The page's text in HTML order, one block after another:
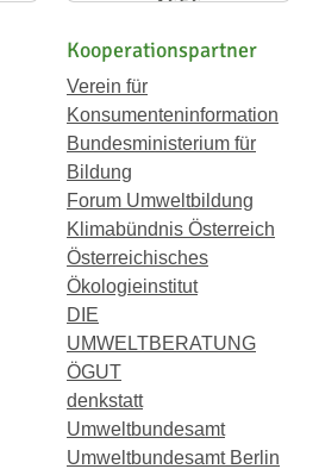
Kooperationspartner
Verein für
Konsumenteninformation
Bundesministerium für
Bildung
Forum Umweltbildung
Klimabündnis Österreich
Österreichisches
Ökologieinstitut
DIE
UMWELTBERATUNG
ÖGUT
denkstatt
Umweltbundesamt
Umweltbundesamt Berlin